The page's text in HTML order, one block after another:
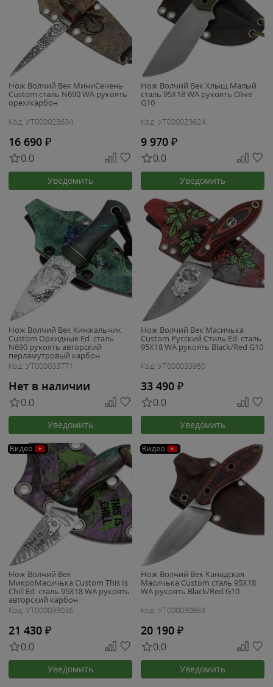
Нож Волчий Век МиниСечень
Custom сталь N690 WA рукоять
орех/карбон
Код: УТ000023634
16 690 ₽
0.0
Уведомить
Нож Волчий Век Хлыщ Малый
сталь 95Х18 WA рукоять Olive
G10
Код: УТ000023624
9 970 ₽
0.0
Уведомить
Нож Волчий Век Кинжальчик
Custom Орхидные Ed. сталь
N690 рукоять авторский
перламутровый карбон
Код: УТ000033771
Нет в наличии
0.0
Уведомить
Нож Волчий Век Масичька
Custom Русский Стиль Ed. сталь
95Х18 WA рукоять Black/Red G10
Код: УТ000033950
33 490 ₽
0.0
Уведомить
Видео
Нож Волчий Век
МикроМасичька Custom This Is
Chill Ed. сталь 95Х18 WA рукоять
авторский карбон
Код: УТ000033036
21 430 ₽
0.0
Уведомить
Видео
Нож Волчий Век Канадская
Масичька Custom сталь 95Х18
WA рукоять Black/Red G10
Код: УТ000030983
20 190 ₽
0.0
Уведомить